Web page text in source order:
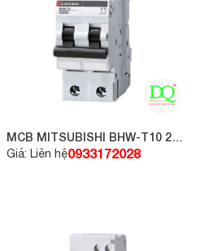
MCB MITSUBISHI BHW-T10 2P
C32
Giá: Liên hệ0933172028